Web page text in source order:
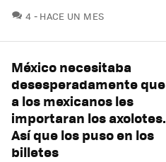
4 COMENTARIOS
HACE UN MES
México necesitaba
desesperadamente que
a los mexicanos les
importaran los axolotes.
Así que los puso en los
billetes